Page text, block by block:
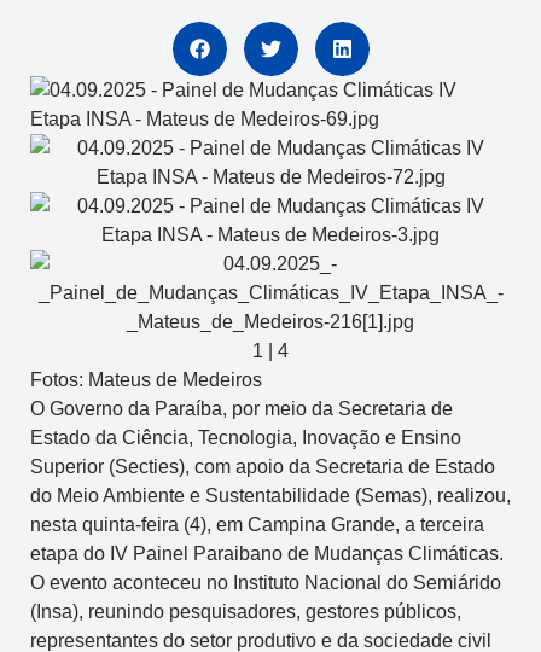
1
4
Fotos: Mateus de Medeiros
O Governo da Paraíba, por meio da Secretaria de
Estado da Ciência, Tecnologia, Inovação e Ensino
Superior (Secties), com apoio da Secretaria de Estado
do Meio Ambiente e Sustentabilidade (Semas), realizou,
nesta quinta-feira (4), em Campina Grande, a terceira
etapa do IV Painel Paraibano de Mudanças Climáticas.
O evento aconteceu no Instituto Nacional do Semiárido
(Insa), reunindo pesquisadores, gestores públicos,
representantes do setor produtivo e da sociedade civil